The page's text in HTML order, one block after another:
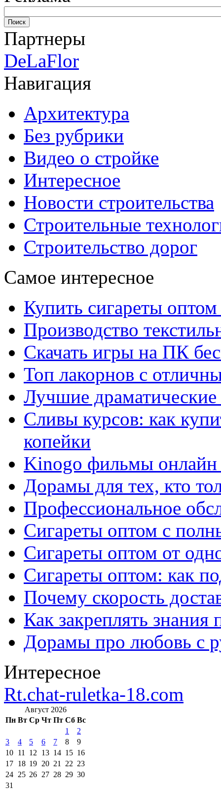
Партнеры
DeLaFlor
Навигация
Архитектура
Без рубрики
Видео о стройке
Интересное
Новости строительства
Строительные
Строительство дорог
Самое интересное
Купить сигареты
Производство
Скачать игры на ПК
Топ лакорнов с
Лучшие
Сливы курсов: как
копейки
Kinogo фильмы онлайн
Дорамы для тех, кто
Профессиональное
Сигареты оптом с
Сигареты оптом от
Сигареты оптом: как
Почему скорость
Как закреплять знания
Дорамы про любовь с
Интересное
Rt.chat-ruletka-18.com
Август 2026
Пн Вт Ср Чт Пт Сб Вс
1
2
3
4 5 6 7 8
9
10 11 12 13 14 15 16
17 18 19 20 21 22 23
24 25 26 27 28 29 30
31